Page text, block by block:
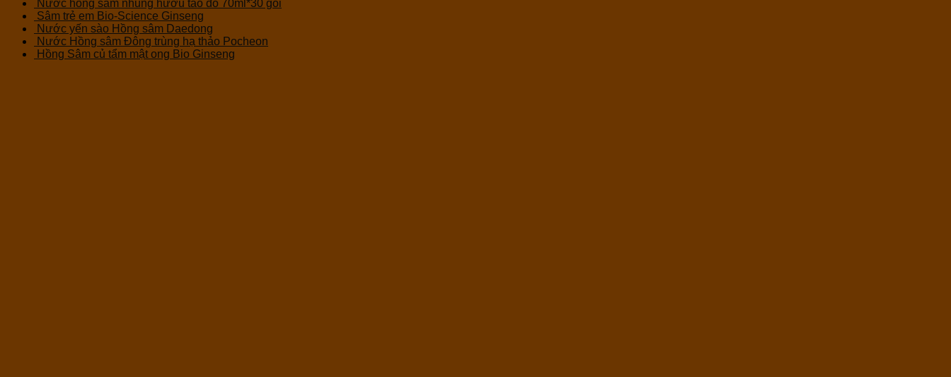
Nước hồng sâm nhung hươu táo đỏ 70ml*30 gói
Sâm trẻ em Bio-Science Ginseng
Nước yến sào Hồng sâm Daedong
Nước Hồng sâm Đông trùng hạ thảo Pocheon
Hồng Sâm củ tẩm mật ong Bio Ginseng